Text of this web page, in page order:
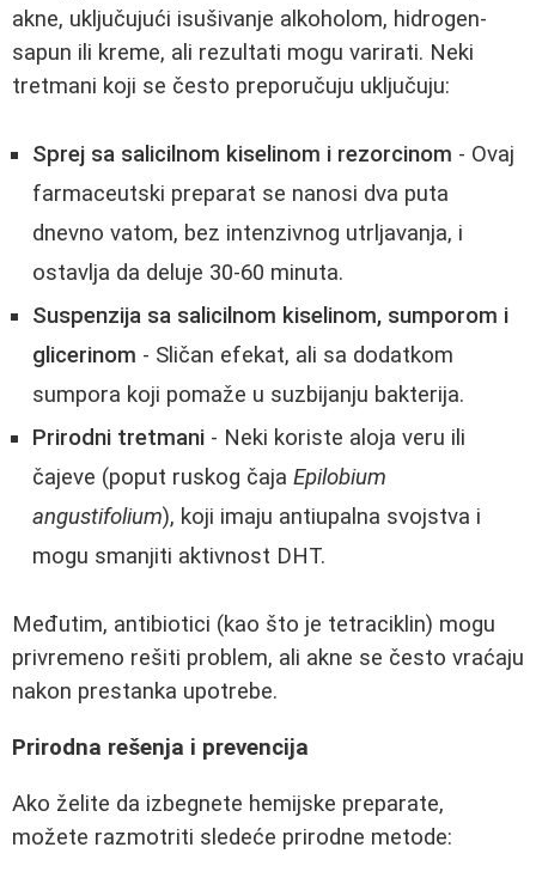
akne, uključujući isušivanje alkoholom, hidrogen-
sapun ili kreme, ali rezultati mogu varirati. Neki
tretmani koji se često preporučuju uključuju:
Sprej sa salicilnom kiselinom i rezorcinom - Ovaj
farmaceutski preparat se nanosi dva puta
dnevno vatom, bez intenzivnog utrljavanja, i
ostavlja da deluje 30-60 minuta.
Suspenzija sa salicilnom kiselinom, sumporom i
glicerinom - Sličan efekat, ali sa dodatkom
sumpora koji pomaže u suzbijanju bakterija.
Prirodni tretmani - Neki koriste aloja veru ili
čajeve (poput ruskog čaja Epilobium
angustifolium), koji imaju antiupalna svojstva i
mogu smanjiti aktivnost DHT.
Međutim, antibiotici (kao što je tetraciklin) mogu
privremeno rešiti problem, ali akne se često vraćaju
nakon prestanka upotrebe.
Prirodna rešenja i prevencija
Ako želite da izbegnete hemijske preparate,
možete razmotriti sledeće prirodne metode: